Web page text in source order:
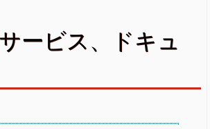
ービス、ドキュ